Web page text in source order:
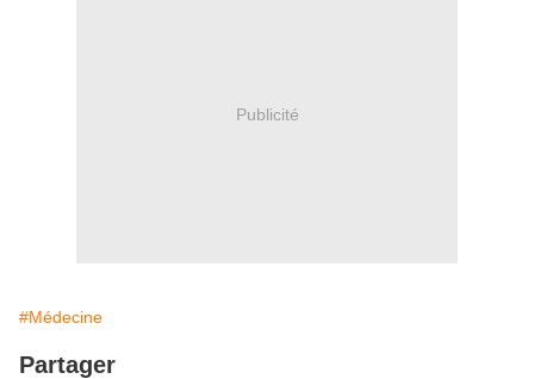
Publicité
#Médecine
Partager